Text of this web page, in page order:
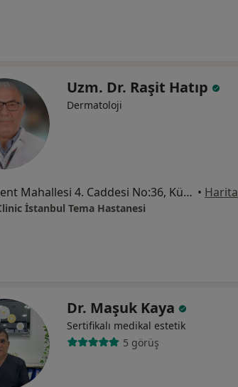
Uzm. Dr. Raşit Hatıp
Dermatoloji
Atakent Mahallesi 4. Caddesi No:36, Küçükçekmece • Harita
İstanbul Tema Hastanesi
Dr. Maşuk Kaya
Sertifikalı medikal estetik
5 görüş